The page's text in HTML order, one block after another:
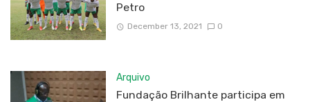
Petro
December 13, 2021 0
Arquivo
Fundação Brilhante participa em